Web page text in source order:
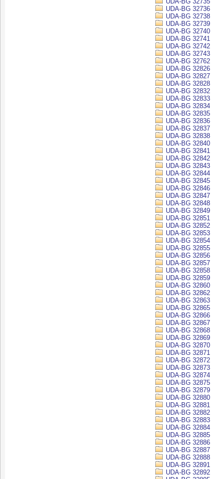
UDA-BG 32736
UDA-BG 32738
UDA-BG 32739
UDA-BG 32740
UDA-BG 32741
UDA-BG 32742
UDA-BG 32743
UDA-BG 32762
UDA-BG 32826
UDA-BG 32827
UDA-BG 32828
UDA-BG 32832
UDA-BG 32833
UDA-BG 32834
UDA-BG 32835
UDA-BG 32836
UDA-BG 32837
UDA-BG 32838
UDA-BG 32840
UDA-BG 32841
UDA-BG 32842
UDA-BG 32843
UDA-BG 32844
UDA-BG 32845
UDA-BG 32846
UDA-BG 32847
UDA-BG 32848
UDA-BG 32849
UDA-BG 32851
UDA-BG 32852
UDA-BG 32853
UDA-BG 32854
UDA-BG 32855
UDA-BG 32856
UDA-BG 32857
UDA-BG 32858
UDA-BG 32859
UDA-BG 32860
UDA-BG 32862
UDA-BG 32863
UDA-BG 32865
UDA-BG 32866
UDA-BG 32867
UDA-BG 32868
UDA-BG 32869
UDA-BG 32870
UDA-BG 32871
UDA-BG 32872
UDA-BG 32873
UDA-BG 32874
UDA-BG 32875
UDA-BG 32879
UDA-BG 32880
UDA-BG 32881
UDA-BG 32882
UDA-BG 32883
UDA-BG 32884
UDA-BG 32885
UDA-BG 32886
UDA-BG 32887
UDA-BG 32888
UDA-BG 32891
UDA-BG 32892